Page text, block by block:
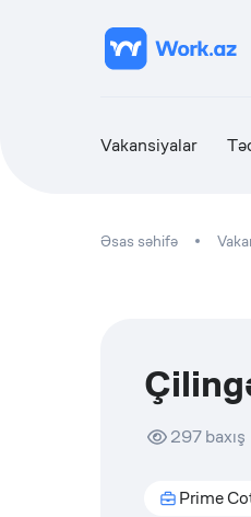
Vakansiyalar
Əsas səhifə
297baxış
Prime